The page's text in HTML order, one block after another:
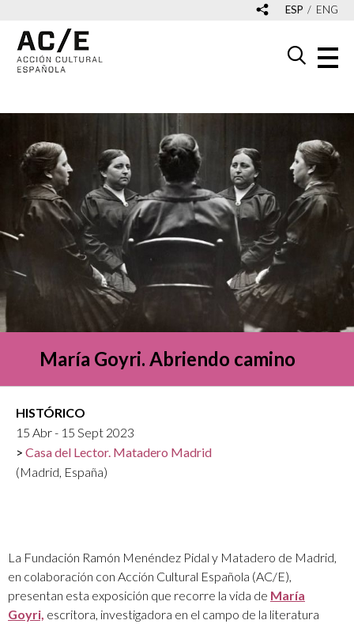
ESP ENG
María Goyri. Abriendo camino
HISTÓRICO
15 Abr - 15 Sept 2023
Casa del Lector. Matadero Madrid
(Madrid, España)
La Fundación Ramón Menéndez Pidal y Matadero de Madrid,
en colaboración con Acción Cultural Española (AC/E),
presentan esta exposición que recorre la vida de María
Goyri, escritora, investigadora en el campo de la literatura